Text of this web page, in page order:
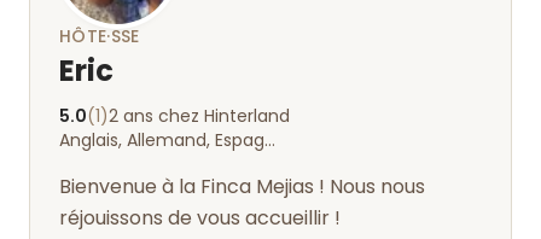
HÔTE·SSE
Eric
5.0(1)2 ans chez Hinterland
Anglais, Allemand, Espagnol
Bienvenue à la Finca Mejias ! Nous nous
réjouissons de vous accueillir !